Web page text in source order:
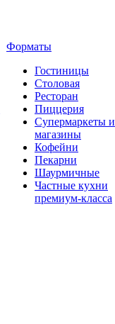
Форматы
Гостиницы
Столовая
Ресторан
Пиццерия
Супермаркеты и
магазины
Кофейни
Пекарни
Шаурмичные
Частные кухни
премиум-класса